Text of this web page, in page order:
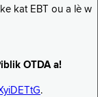
kat EBT ou a lè w
OTDA a!
.